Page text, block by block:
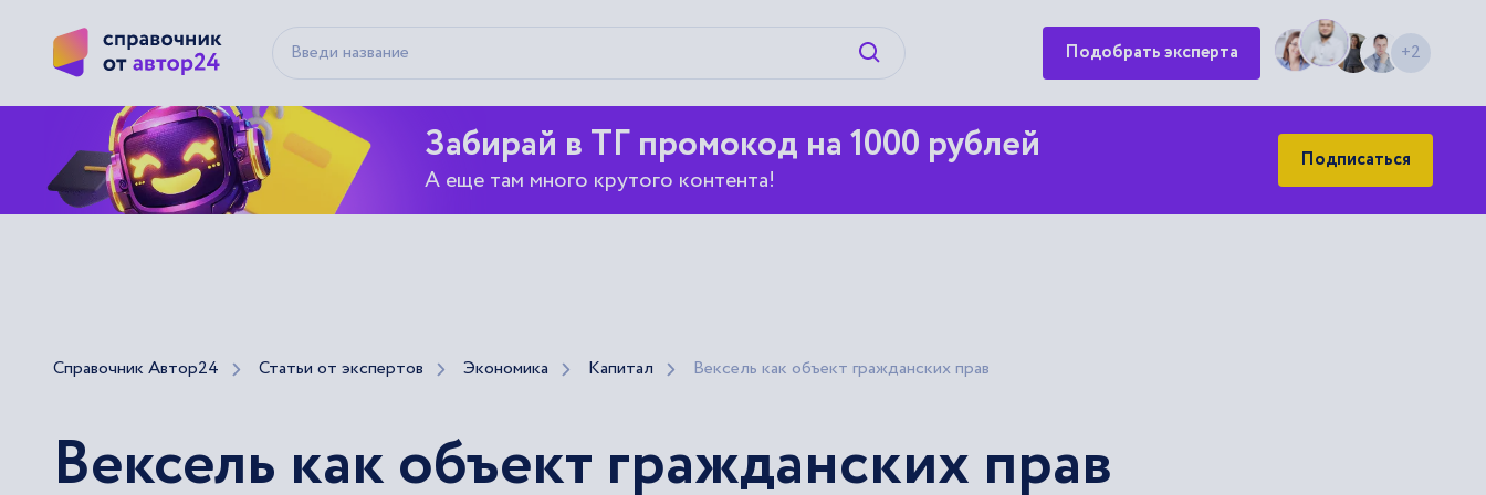
Искать Подобрать эксперта +2
Забирай в ТГ промокод на 1000 рублей
А еще там много крутого контента!
Подписаться
Справочник Автор24 Статьи от экспертов Экономика Капитал Вексель как объект гражданских прав
Вексель как объект гражданских прав